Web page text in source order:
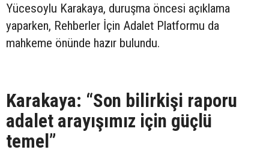
Yücesoylu Karakaya, duruşma öncesi açıklama
yaparken, Rehberler İçin Adalet Platformu da
mahkeme önünde hazır bulundu.
Karakaya: “Son bilirkişi raporu
adalet arayışımız için güçlü
temel”